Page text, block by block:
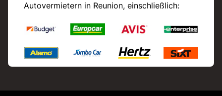
Autovermietern in Reunion, einschließlich: